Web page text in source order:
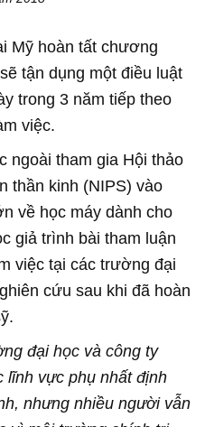
Mỹ hoàn tất chương
tận dụng một điều luật
trong 3 năm tiếp theo
việc.
ngoài tham gia Hội thảo
thần kinh (NIPS) vào
về học máy dành cho
giả trình bài tham luận
việc tại các trường đại
cứu sau khi đã hoàn
đại học và công ty
lĩnh vực phụ nhất định
nhưng nhiều người vẫn